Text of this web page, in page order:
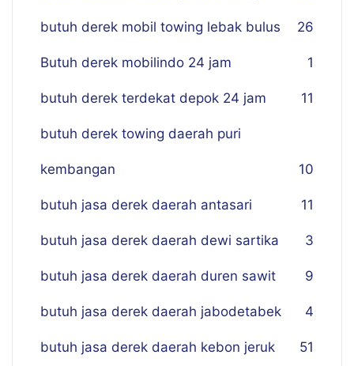
butuh derek mobil towing lebak bulus 26
Butuh derek mobilindo 24 jam 1
butuh derek terdekat depok 24 jam 11
butuh derek towing daerah puri
kembangan 10
butuh jasa derek daerah antasari 11
butuh jasa derek daerah dewi sartika 3
butuh jasa derek daerah duren sawit 9
butuh jasa derek daerah jabodetabek 4
butuh jasa derek daerah kebon jeruk 51